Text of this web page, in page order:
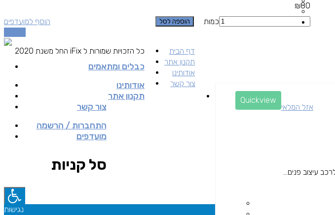
₪80
כמות
הוספה לסל
הוסף למועדפים
Quickview
אזל המלאי
עיצוב פנים...
דף הבית
תקנון אתר
אודותינו
צור קשר
כל הזכויות שמורות ל iFix החל משנת 2020
כבלים ומתאמים
אודותינו
תקנון אתר
צור קשר
התחברות / הרשמה
מועדפים
סל קניות
נגישות